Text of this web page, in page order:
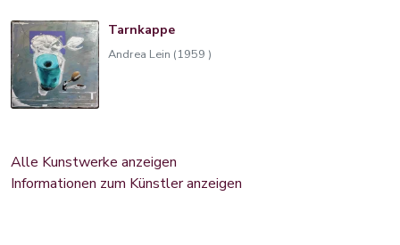
Tarnkappe
Andrea Lein (1959 )
Alle Kunstwerke anzeigen
Informationen zum Künstler anzeigen